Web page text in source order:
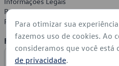
Política de Privacidade
Política de Cookies
Formas de Pagamento
Para otimizar sua
fazemos uso de cookies. Ao
consideramos que você está
de privacidade.